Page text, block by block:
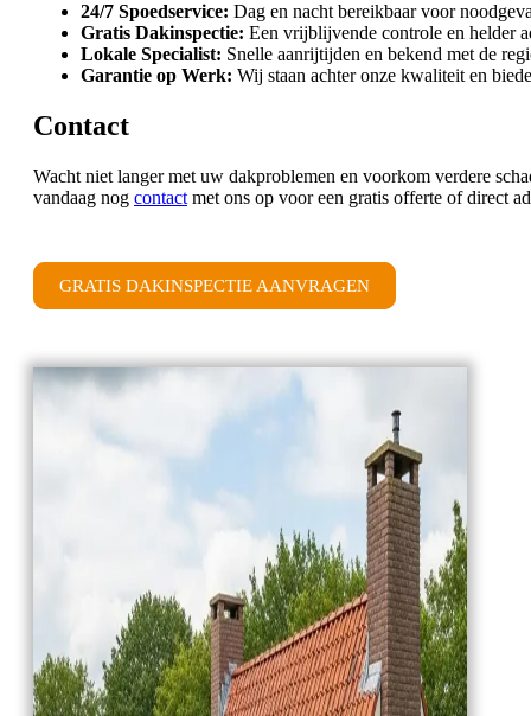
24/7 Spoedservice: Dag en nacht bereikbaar voor
Gratis Dakinspectie: Een vrijblijvende controle en helder
Lokale Specialist: Snelle aanrijtijden en bekend met de
Garantie op Werk: Wij staan achter onze kwaliteit en
Contact
Wacht niet langer met uw dakproblemen en voorkom verdere
vandaag nog contact met ons op voor een gratis offerte of direct
GRATIS DAKINSPECTIE AANVRAGEN